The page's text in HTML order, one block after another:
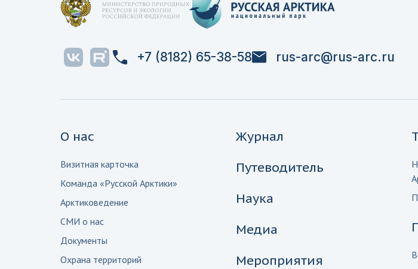
+7 (8182) 65-38-58 rus-arc@rus-arc.ru
О нас
Визитная карточка
Команда «Русской Арктики»
Арктиковедение
СМИ о нас
Документы
Охрана территорий
Журнал
Путеводитель
Наука
Медиа
Мероприятия